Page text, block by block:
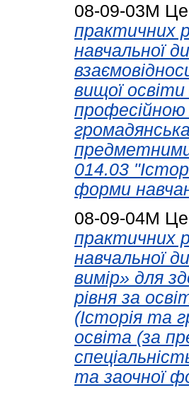
08-09-03М
практичних
навчальної
вищої освіти
014.03
форми
08-09-04М
практичних
навчальної
вимір» для
рівня за
(Історія та
освіта (за
та заочної